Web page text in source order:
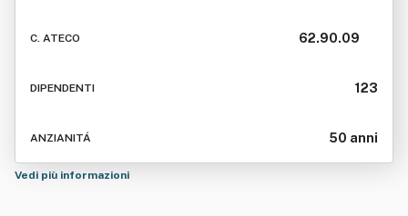
C. ATECO 62.90.09
DIPENDENTI 123
ANZIANITÁ 50 anni
Vedi più informazioni